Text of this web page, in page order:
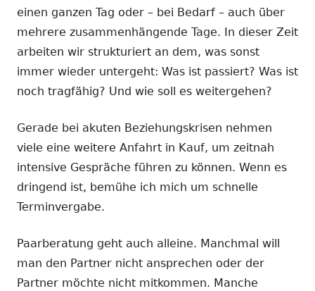
einen ganzen Tag oder – bei Bedarf – auch über
mehrere zusammenhängende Tage. In dieser Zeit
arbeiten wir strukturiert an dem, was sonst
immer wieder untergeht: Was ist passiert? Was ist
noch tragfähig? Und wie soll es weitergehen?
Gerade bei akuten Beziehungskrisen nehmen
viele eine weitere Anfahrt in Kauf, um zeitnah
intensive Gespräche führen zu können. Wenn es
dringend ist, bemühe ich mich um schnelle
Terminvergabe.
Paarberatung geht auch alleine. Manchmal will
man den Partner nicht ansprechen oder der
Partner möchte nicht mitkommen. Manche